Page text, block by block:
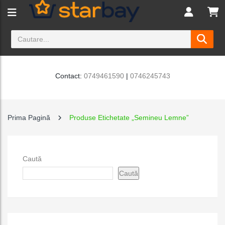
Contact: 0749461590| 0746245743
Prima Pagină Produse Etichetate „Semineu Lemne”
Caută
Caută